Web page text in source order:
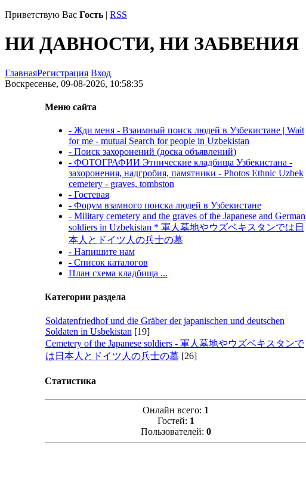
Приветствую Вас Гость | RSS
НИ ДАВНОСТИ, НИ ЗАБВЕНИЯ
ГлавнаяРегистрация Вход
Воскресенье, 09-08-2026, 10:58:35
Меню сайта
- Жди меня - Взаимный поиск людей в Узбекистане | Wait
for me - mutual Search for people in Uzbekistan
- Поиск захоронений (доска объявлений)
- ФОТОГРАФИИ Этнические кладбища Узбекистана -
захоронения, надгробия, памятники - Photos Ethnic Uzbek
cemetery - graves, tombston
- Гостевая
- Форум взамного поиска людей в Узбекистане
- Military cemetery and the graves of the Japanese and German
soldiers in Uzbekistan * 軍人墓地やウズベキスタンでは日
本人とドイツ人の兵士の墓
- Напишите нам
- Список каталогов
План схема кладбища ...
Категории раздела
Soldatenfriedhof und die Gräber der japanischen und deutschen
Soldaten in Usbekistan [19]
Cemetery of the Japanese soldiers - 軍人墓地やウズベキスタンで
は日本人とドイツ人の兵士の墓 [26]
Статистика
Онлайн всего: 1
Гостей: 1
Пользователей: 0